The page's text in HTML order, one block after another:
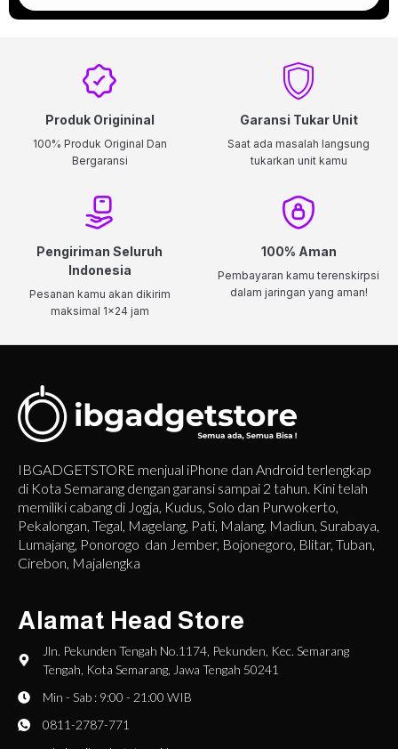
Produk Origininal
100% Produk Original Dan
Bergaransi
Garansi Tukar Unit
Saat ada masalah langsung
tukarkan unit kamu
Pengiriman Seluruh
Indonesia
Pesanan kamu akan dikirim
maksimal 1x24 jam
100% Aman
Pembayaran kamu terenskirpsi
dalam jaringan yang aman!
IBGADGETSTORE menjual iPhone dan Android terlengkap
di Kota Semarang dengan garansi sampai 2 tahun. Kini telah
memiliki cabang di Jogja, Kudus, Solo dan Purwokerto,
Pekalongan, Tegal, Magelang, Pati, Malang, Madiun, Surabaya,
Lumajang, Ponorogo dan Jember, Bojonegoro, Blitar, Tuban,
Cirebon, Majalengka
Alamat Head Store
Jln. Pekunden Tengah No.1174, Pekunden, Kec. Semarang
Tengah, Kota Semarang, Jawa Tengah 50241
Min - Sab : 9:00 - 21:00 WIB
0811-2787-771